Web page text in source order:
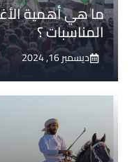
ما هي أهمية
المناسبات ؟
ديسمبر 16, 2024